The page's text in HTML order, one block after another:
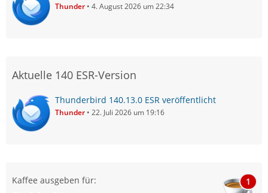
Thunder 4. August 2026 um 22:34
Aktuelle 140 ESR-Version
Thunderbird 140.13.0 ESR veröffentlicht
Thunder 22. Juli 2026 um 19:16
Kaffee ausgeben für: 1